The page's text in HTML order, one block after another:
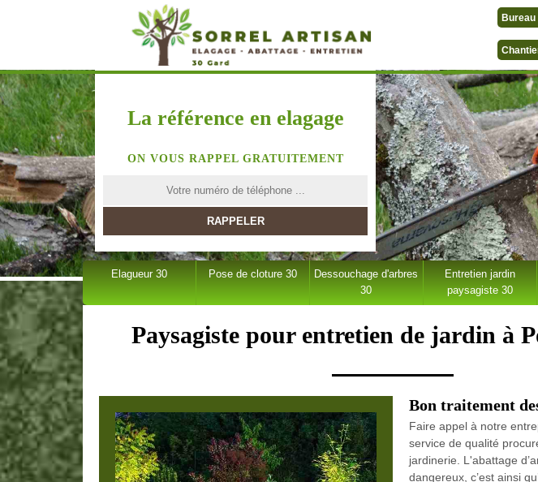
Bureau
La référence en elagage
ON VOUS RAPPEL GRATUITEMENT
Elagueur 30 Pose de cloture 30
Dessouchage d'arbres
30
Entretien jardin
paysagiste 30
Paysagiste pour entretien de jardin à
Bon traitement
Faire appel à notre
service de qualité
jardinerie. L'abattage
dangereux, c’est ainsi